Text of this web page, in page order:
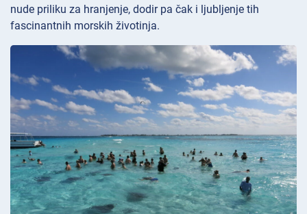
nude priliku za hranjenje, dodir pa čak i ljubljenje tih
fascinantnih morskih životinja.